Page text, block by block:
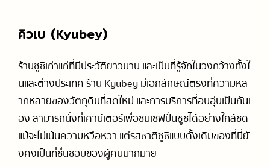
คิวเบ (Kyubey)
ร้านซูชิเก่าแก่ที่มีประวัติยาวนาน และเป็นที่รู้จักในวงกว้างทั้งใ
นและต่างประเทศ ร้าน Kyubey มีเอกลักษณ์ตรงที่ความหล
ากหลายของวัตถุดิบที่สดใหม่ และการบริการที่อบอุ่นเป็นกันเ
อง สามารถนั่งที่เคาน์เตอร์เพื่อชมเชฟปั้นซูชิได้อย่างใกล้ชิด
แม้จะไม่เน้นความหวือหวา แต่รสชาติซูชิแบบดั้งเดิมของที่นี่ยั
งคงเป็นที่ชื่นชอบของผู้คนมากมาย